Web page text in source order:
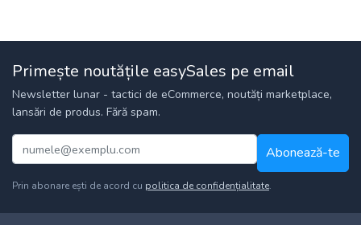
Primește noutățile easySales pe email
Newsletter lunar - tactici de eCommerce, noutăți marketplace,
lansări de produs. Fără spam.
Abonează-te
Prin abonare ești de acord cu politica de confidențialitate.